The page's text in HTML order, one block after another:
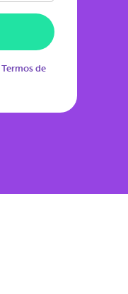
Termos de